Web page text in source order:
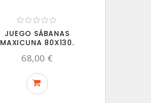
JUEGO SÁBANAS
MAXICUNA 80X130.
68,00 €